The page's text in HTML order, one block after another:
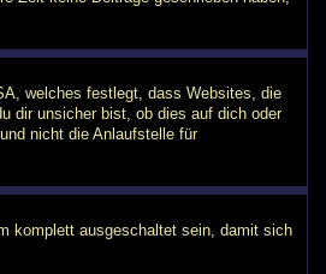
welches festlegt, dass Websites, die
dir unsicher bist, ob dies auf dich oder
nicht die Anlaufstelle für
komplett ausgeschaltet sein, damit sich